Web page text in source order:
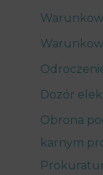
Dozór
Obrona
karnym